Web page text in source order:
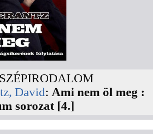
David: Ami nem öl meg :
sorozat [4.]